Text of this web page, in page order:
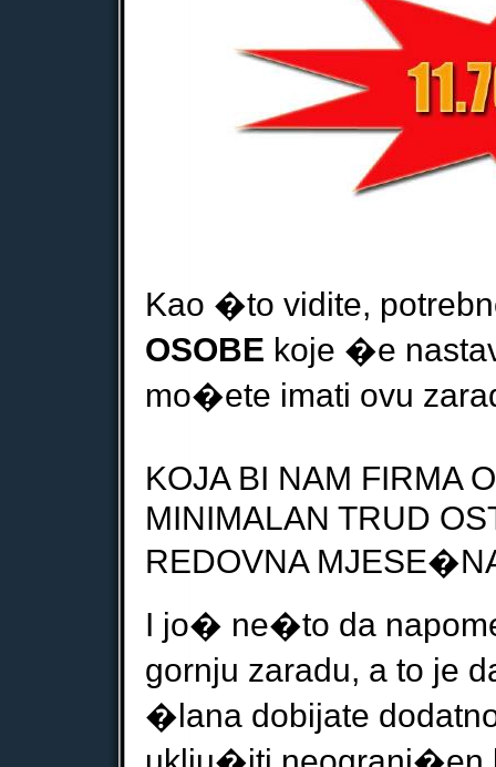
Kao �to vidite,
OSOBE koje �e
mo�ete imati ovu
KOJA BI NAM FIRMA
MINIMALAN TRUD
REDOVNA
I jo� ne�to da
gornju zaradu, a to je
�lana dobijate